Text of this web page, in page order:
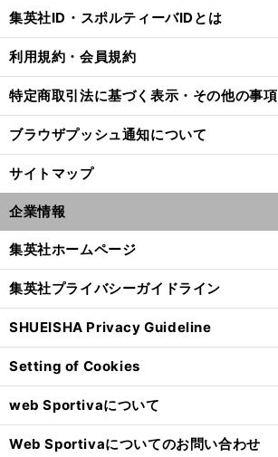
集英社ID・スポルティーバIDとは
利用規約・会員規約
特定商取引法に基づく表示・その他の事項
ブラウザプッシュ通知について
サイトマップ
企業情報
集英社ホームページ
集英社プライバシーガイドライン
SHUEISHA Privacy Guideline
Setting of Cookies
web Sportivaについて
Web Sportivaについてのお問い合わせ